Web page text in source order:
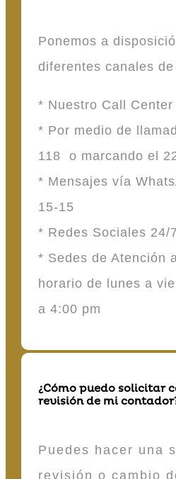
Ponemos a
diferentes canales
* Nuestro Call Center
* Por medio de
118 o marcando el
* Mensajes vía
15-15
* Redes Sociales 24/7
* Sedes de Atención
horario de lunes a
a 4:00 pm
¿Cómo puedo solicitar
revisión de mi
Puedes hacer una
revisión o cambio